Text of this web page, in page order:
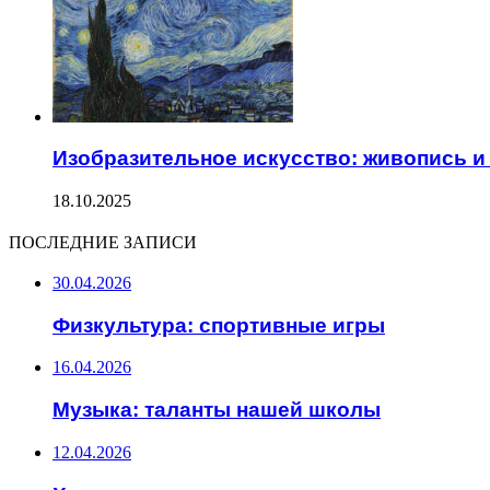
Изобразительное искусство: живопись
18.10.2025
ПОСЛЕДНИЕ ЗАПИСИ
30.04.2026
Физкультура: спортивные игры
16.04.2026
Музыка: таланты нашей школы
12.04.2026